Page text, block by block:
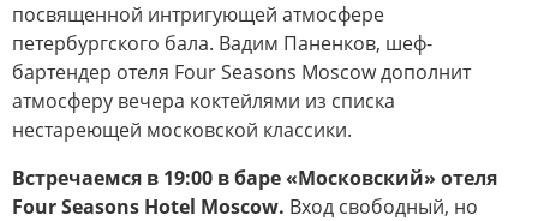
посвященной интригующей атмосфере
петербургского бала. Вадим Паненков, шеф-
бартендер отеля Four Seasons Moscow дополнит
атмосферу вечера коктейлями из списка
нестареющей московской классики.
Встречаемся в 19:00 в баре «Московский» отеля
Four Seasons Hotel Moscow. Вход свободный, но